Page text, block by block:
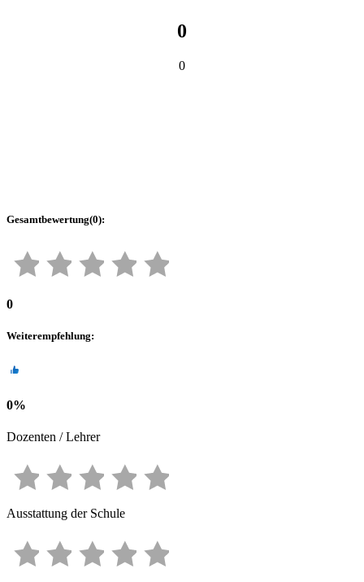
0
0
Gesamtbewertung(0):
0
Weiterempfehlung:
0%
Dozenten / Lehrer
Ausstattung der Schule